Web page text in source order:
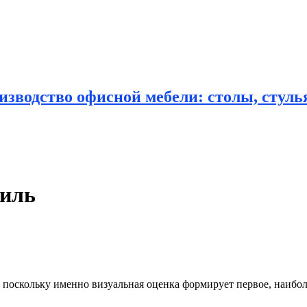
офисной мебели: столы,
именно визуальная оценка формирует первое,